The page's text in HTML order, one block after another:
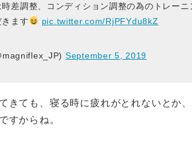
差調整、コンディション調整の為のトレー
ます
pic.twitter.com/RjPFYdu8kZ
September 5, 2019
きても、寝る時に疲れがとれないとか
すからね。